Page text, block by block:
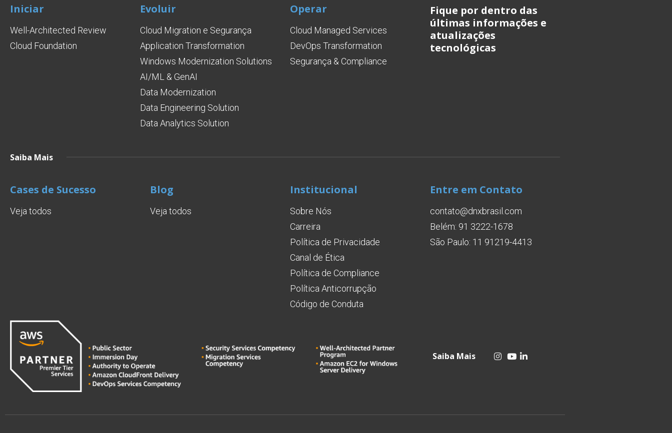
Iniciar
Well-Architected Review
Cloud Foundation
Evoluir
Cloud Migration e Segurança
Application Transformation
Windows Modernization Solutions
AI/ML & GenAI
Data Modernization
Data Engineering Solution
Data Analytics Solution
Operar
Cloud Managed Services
DevOps Transformation
Segurança & Compliance
Fique por dentro das
últimas informações e
atualizações
tecnológicas
Saiba Mais
Cases de Sucesso
Veja todos
Blog
Veja todos
Institucional
Sobre Nós
Carreira
Política de Privacidade
Canal de Ética
Política de Compliance
Política Anticorrupção
Código de Conduta
Entre em Contato
contato@dnxbrasil.com
Belém: 91 3222-1678
São Paulo: 11 91219-4413
Saiba Mais